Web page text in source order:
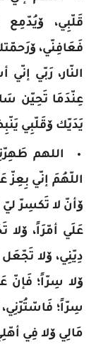
قَلّبِي،
فَعَافِنّي،
النّار، رَبّي
عِنّدَمَا تَحِيّن
يَدَيّك ۆقَلّبِي
اللهم
اللّهُمَ إنّي
ۆأنّ لا تَكسِرّ
عَلَي أمّرَاً،
دِيّنِي، ۆلا
ۆلا سِرّاً؛ فَإنّ
سِرّاً؛
مَالِي ۆلا فِي